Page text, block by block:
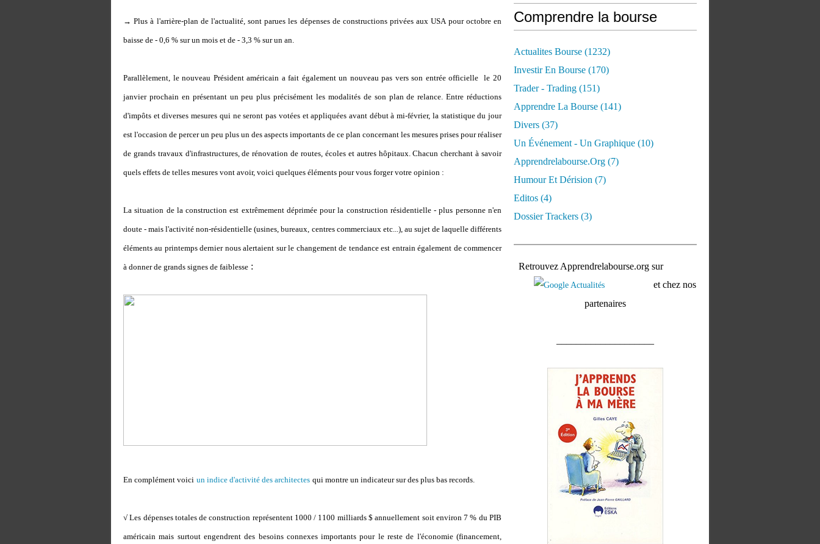
→ Plus à l'arrière-plan de l'actualité, sont parues les dépenses de constructions privées aux USA pour octobre en
baisse de - 0,6 % sur un mois et de - 3,3 % sur un an.
Parallèlement, le nouveau Président américain a fait également un nouveau pas vers son entrée officielle le 20
janvier prochain en présentant un peu plus précisément les modalités de son plan de relance. Entre réductions
d'impôts et diverses mesures qui ne seront pas votées et appliquées avant début à mi-février, la statistique du jour
est l'occasion de percer un peu plus un des aspects importants de ce plan concernant les mesures prises pour réaliser
de grands travaux d'infrastructures, de rénovation de routes, écoles et autres hôpitaux. Chacun cherchant à savoir
quels effets de telles mesures vont avoir, voici quelques éléments pour vous forger votre opinion :
La situation de la construction est extrêmement déprimée pour la construction résidentielle - plus personne n'en
doute - mais l'activité non-résidentielle (usines, bureaux, centres commerciaux etc...), au sujet de laquelle différents
éléments au printemps dernier nous alertaient sur le changement de tendance est entrain également de commencer
à donner de grands signes de faiblesse :
En complément voici un indice d'activité des architectes qui montre un indicateur sur des plus bas records.
√ Les dépenses totales de construction représentent 1000 / 1100 milliards $ annuellement soit environ 7 % du PIB
américain mais surtout engendrent des besoins connexes importants pour le reste de l'économie (financement,
Comprendre la bourse
Actualites Bourse (1232)
Investir En Bourse (170)
Trader - Trading (151)
Apprendre La Bourse (141)
Divers (37)
Un Événement - Un Graphique (10)
Apprendrelabourse.org (7)
Humour Et Dérision (7)
Editos (4)
Dossier Trackers (3)
Retrouvez Apprendrelabourse.org sur
et chez nos
partenaires